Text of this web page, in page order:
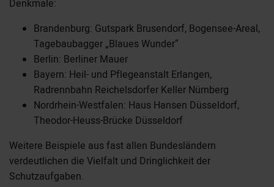
Denkmale:
Brandenburg: Gutspark Brusendorf, Bogensee-Areal,
Tagebaubagger „Blaues Wunder“
Berlin: Berliner Mauer
Bayern: Heil- und Pflegeanstalt Erlangen,
Radrennbahn Reichelsdorfer Keller Nürnberg
Nordrhein-Westfalen: Haus Hansen Düsseldorf,
Theodor-Heuss-Brücke Düsseldorf
Weitere Beispiele aus fast allen Bundesländern
verdeutlichen die Vielfalt und Dringlichkeit der
Schutzaufgaben.